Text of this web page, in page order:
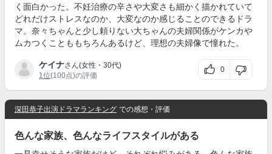
く面白かった。不妊治療の辛さや大変さも細かく描かれていて
どれだけストレスなのか、大変なのか感じることのできるドラ
マ。奈々ちゃんと少し頼りない大ちゃんの夫婦関係がケンカや
ムカつくことももちろんあるけど、理想の夫婦像で憧れた。
ケイナさん(女性・30代)
1位(100点)の評価
0
深田恭子出演ドラマランキング での感想・評価
色んな家族、色んなライフスタイルがある